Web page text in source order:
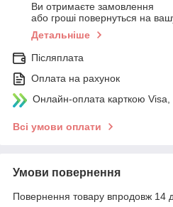
Ви отримаєте замовлення
або гроші повернуться на
Детальніше
Післяплата
Оплата на рахунок
Онлайн-оплата карткою
Всі умови оплати
Умови повернення
Повернення товару впродовж 14